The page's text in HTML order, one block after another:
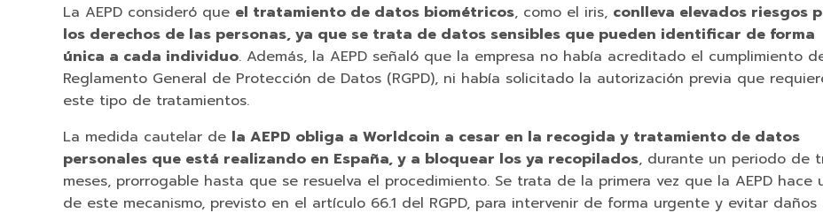
La AEPD consideró que el tratamiento de datos biométricos, como el iris, conlleva elevados riesgos
los derechos de las personas, ya que se trata de datos sensibles que pueden identificar de forma
única a cada individuo. Además, la AEPD señaló que la empresa no había acreditado el cumplimiento
Reglamento General de Protección de Datos (RGPD), ni había solicitado la autorización previa que
este tipo de tratamientos.
La medida cautelar de la AEPD obliga a Worldcoin a cesar en la recogida y tratamiento de datos
personales que está realizando en España, y a bloquear los ya recopilados, durante un periodo de
meses, prorrogable hasta que se resuelva el procedimiento. Se trata de la primera vez que la AEPD hace
de este mecanismo, previsto en el artículo 66.1 del RGPD, para intervenir de forma urgente y evitar daños